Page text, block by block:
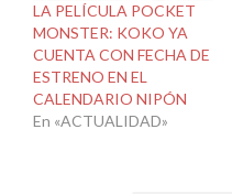
LA PELÍCULA POCKET
MONSTER: KOKO YA
CUENTA CON FECHA DE
ESTRENO EN EL
CALENDARIO NIPÓN
En «ACTUALIDAD»